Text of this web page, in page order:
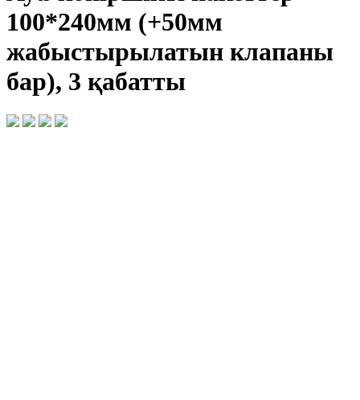
100*240мм (+50мм
жабыстырылатын клапаны
бар), 3 қабатты